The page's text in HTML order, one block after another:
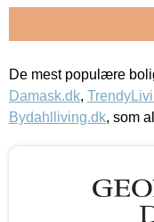
De mest populære
Damask.dk,
Bydahlliving.dk, som